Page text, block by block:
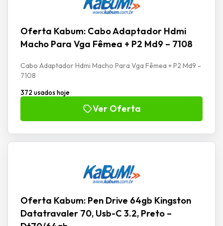
Oferta Kabum: Cabo Adaptador Hdmi
Macho Para Vga Fêmea + P2 Md9 – 7108
Cabo Adaptador Hdmi Macho Para Vga Fêmea + P2 Md9 -
7108
372 usados hoje
Ver Oferta
Oferta Kabum: Pen Drive 64gb Kingston
Datatravaler 70, Usb-C 3.2, Preto –